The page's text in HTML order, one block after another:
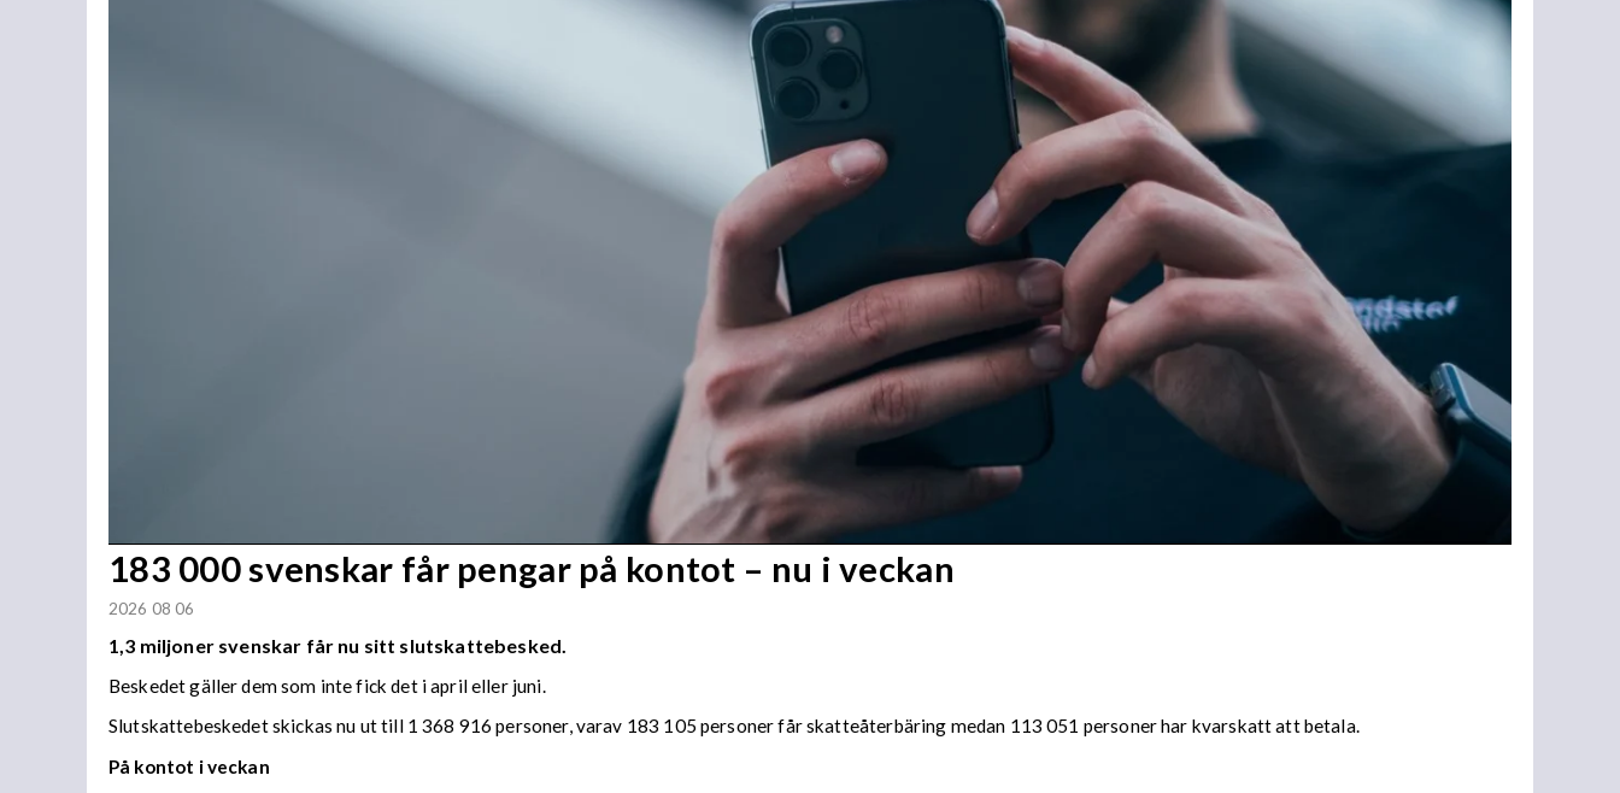
183 000 svenskar får pengar på kontot – nu i veckan
2026 08 06
1,3 miljoner svenskar får nu sitt slutskattebesked.
Beskedet gäller dem som inte fick det i april eller juni.
Slutskattebeskedet skickas nu ut till 1 368 916 personer, varav 183 105 personer får skatteåterbäring medan 113 051 personer har kvarskatt att betala.
På kontot i veckan